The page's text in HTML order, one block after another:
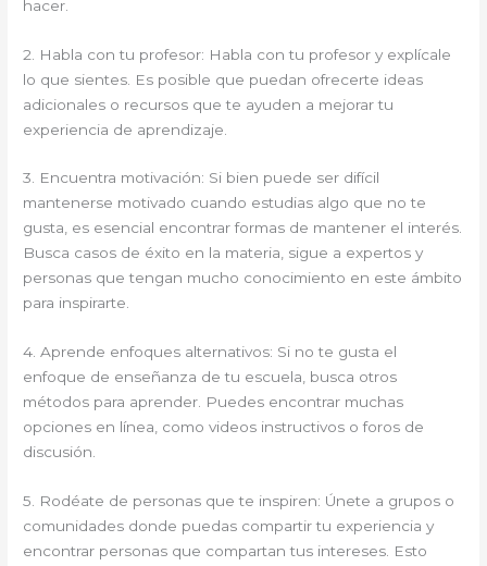
hacer.
2. Habla con tu profesor: Habla con tu profesor y explícale
lo que sientes. Es posible que puedan ofrecerte ideas
adicionales o recursos que te ayuden a mejorar tu
experiencia de aprendizaje.
3. Encuentra motivación: Si bien puede ser difícil
mantenerse motivado cuando estudias algo que no te
gusta, es esencial encontrar formas de mantener el interés.
Busca casos de éxito en la materia, sigue a expertos y
personas que tengan mucho conocimiento en este ámbito
para inspirarte.
4. Aprende enfoques alternativos: Si no te gusta el
enfoque de enseñanza de tu escuela, busca otros
métodos para aprender. Puedes encontrar muchas
opciones en línea, como videos instructivos o foros de
discusión.
5. Rodéate de personas que te inspiren: Únete a grupos o
comunidades donde puedas compartir tu experiencia y
encontrar personas que compartan tus intereses. Esto